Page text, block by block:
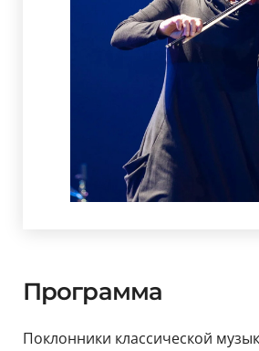
Программа
Поклонники классической